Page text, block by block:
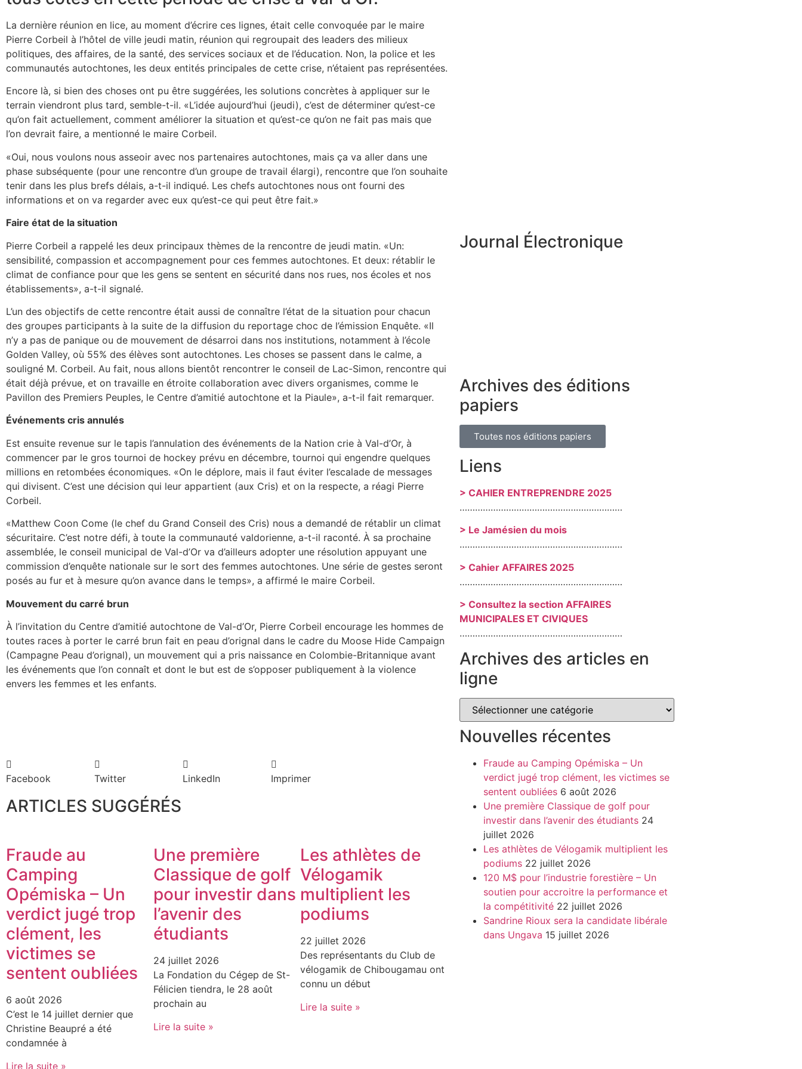
La dernière réunion en lice, au moment d’écrire ces lignes, était celle convoquée par le maire
Pierre Corbeil à l’hôtel de ville jeudi matin, réunion qui regroupait des leaders des milieux
politiques, des affaires, de la santé, des services sociaux et de l’éducation. Non, la police et les
communautés autochtones, les deux entités principales de cette crise, n’étaient pas représentées.
Encore là, si bien des choses ont pu être suggérées, les solutions concrètes à appliquer sur le
terrain viendront plus tard, semble-t-il. «L’idée aujourd’hui (jeudi), c’est de déterminer qu’est-ce
qu’on fait actuellement, comment améliorer la situation et qu’est-ce qu’on ne fait pas mais que
l’on devrait faire, a mentionné le maire Corbeil.
«Oui, nous voulons nous asseoir avec nos partenaires autochtones, mais ça va aller dans une
phase subséquente (pour une rencontre d’un groupe de travail élargi), rencontre que l’on souhaite
tenir dans les plus brefs délais, a-t-il indiqué. Les chefs autochtones nous ont fourni des
informations et on va regarder avec eux qu’est-ce qui peut être fait.»
Faire état de la situation
Pierre Corbeil a rappelé les deux principaux thèmes de la rencontre de jeudi matin. «Un:
sensibilité, compassion et accompagnement pour ces femmes autochtones. Et deux: rétablir le
climat de confiance pour que les gens se sentent en sécurité dans nos rues, nos écoles et nos
établissements», a-t-il signalé.
L’un des objectifs de cette rencontre était aussi de connaître l’état de la situation pour chacun
des groupes participants à la suite de la diffusion du reportage choc de l’émission Enquête. «Il
n’y a pas de panique ou de mouvement de désarroi dans nos institutions, notamment à l’école
Golden Valley, où 55% des élèves sont autochtones. Les choses se passent dans le calme, a
souligné M. Corbeil. Au fait, nous allons bientôt rencontrer le conseil de Lac-Simon, rencontre qui
était déjà prévue, et on travaille en étroite collaboration avec divers organismes, comme le
Pavillon des Premiers Peuples, le Centre d’amitié autochtone et la Piaule», a-t-il fait remarquer.
Événements cris annulés
Est ensuite revenue sur le tapis l’annulation des événements de la Nation crie à Val-d’Or, à
commencer par le gros tournoi de hockey prévu en décembre, tournoi qui engendre quelques
millions en retombées économiques. «On le déplore, mais il faut éviter l’escalade de messages
qui divisent. C’est une décision qui leur appartient (aux Cris) et on la respecte, a réagi Pierre
Corbeil.
«Matthew Coon Come (le chef du Grand Conseil des Cris) nous a demandé de rétablir un climat
sécuritaire. C’est notre défi, à toute la communauté valdorienne, a-t-il raconté. À sa prochaine
assemblée, le conseil municipal de Val-d’Or va d’ailleurs adopter une résolution appuyant une
commission d’enquête nationale sur le sort des femmes autochtones. Une série de gestes seront
posés au fur et à mesure qu’on avance dans le temps», a affirmé le maire Corbeil.
Mouvement du carré brun
À l’invitation du Centre d’amitié autochtone de Val-d’Or, Pierre Corbeil encourage les hommes de
toutes races à porter le carré brun fait en peau d’orignal dans le cadre du Moose Hide Campaign
(Campagne Peau d’orignal), un mouvement qui a pris naissance en Colombie-Britannique avant
les événements que l’on connaît et dont le but est de s’opposer publiquement à la violence
envers les femmes et les enfants.
Facebook Twitter LinkedIn Imprimer
ARTICLES SUGGÉRÉS
Fraude au
Camping
Opémiska – Un
verdict jugé trop
clément, les
victimes se
sentent oubliées
6 août 2026
C’est le 14 juillet dernier que
Christine Beaupré a été
condamnée à
Lire la suite »
Une première
Classique de golf
pour investir dans
l’avenir des
étudiants
24 juillet 2026
La Fondation du Cégep de St-
Félicien tiendra, le 28 août
prochain au
Lire la suite »
Les athlètes de
Vélogamik
multiplient les
podiums
22 juillet 2026
Des représentants du Club de
vélogamik de Chibougamau ont
connu un début
Lire la suite »
Journal Électronique
Archives des éditions
papiers
Toutes nos éditions papiers
Liens
> CAHIER ENTREPRENDRE 2025
………………………………………………………
> Le Jamésien du mois
………………………………………………………
> Cahier AFFAIRES 2025
………………………………………………………
> Consultez la section AFFAIRES
MUNICIPALES ET CIVIQUES
………………………………………………………
Archives des articles en
ligne
Nouvelles récentes
Fraude au Camping Opémiska – Un
verdict jugé trop clément, les victimes se
sentent oubliées 6 août 2026
Une première Classique de golf pour
investir dans l’avenir des étudiants 24
juillet 2026
Les athlètes de Vélogamik multiplient les
podiums 22 juillet 2026
120 M$ pour l’industrie forestière – Un
soutien pour accroitre la performance et
la compétitivité 22 juillet 2026
Sandrine Rioux sera la candidate libérale
dans Ungava 15 juillet 2026